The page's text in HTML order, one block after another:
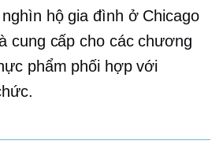
hộ gia đình ở Chicago
cung cấp cho các chương
phẩm phối hợp với